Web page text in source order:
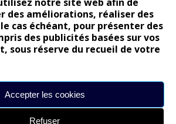
des améliorations, réaliser des
cas échéant, pour présenter des
des publicités basées sur vos
sous réserve du recueil de votre
Accepter les cookies
Refuser
Dacia Sandero : pour les gens vrais
: L’irrésistible attraction de la légèreté
: naturellement envoûtante ?